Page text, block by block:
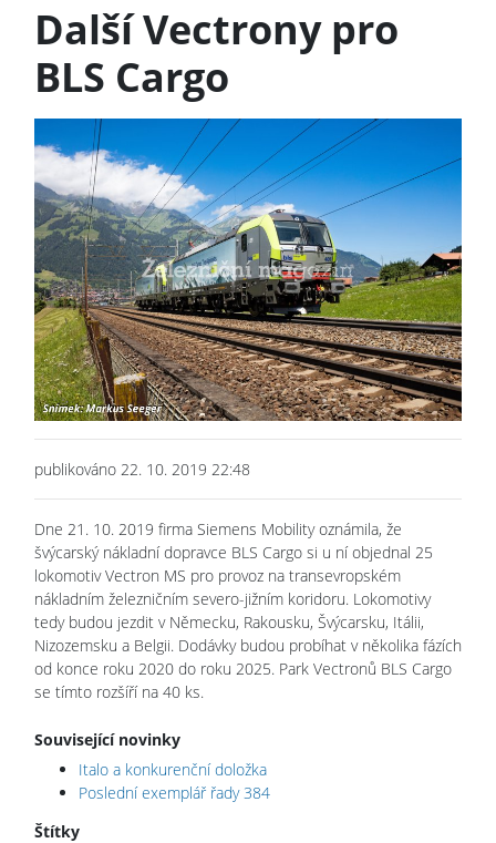
Další Vectrony pro
BLS Cargo
publikováno 22. 10. 2019 22:48
Dne 21. 10. 2019 firma Siemens Mobility oznámila, že
švýcarský nákladní dopravce BLS Cargo si u ní objednal 25
lokomotiv Vectron MS pro provoz na transevropském
nákladním železničním severo-jižním koridoru. Lokomotivy
tedy budou jezdit v Německu, Rakousku, Švýcarsku, Itálii,
Nizozemsku a Belgii. Dodávky budou probíhat v několika fázích
od konce roku 2020 do roku 2025. Park Vectronů BLS Cargo
se tímto rozšíří na 40 ks.
Související novinky
Italo a konkurenční doložka
Poslední exemplář řady 384
Štítky